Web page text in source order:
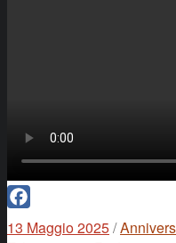
Facebook
13 Maggio 2025/